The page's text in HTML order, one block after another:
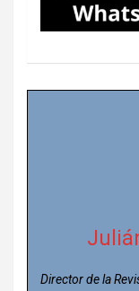
Director de la